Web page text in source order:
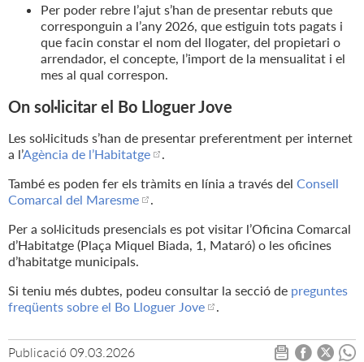
Per poder rebre l’ajut s’han de presentar rebuts que
corresponguin a l’any 2026, que estiguin tots pagats i
que facin constar el nom del llogater, del propietari o
arrendador, el concepte, l’import de la mensualitat i el
mes al qual correspon.
On sol·licitar el Bo Lloguer Jove
Les sol·licituds s’han de presentar preferentment per internet
a l’Agència de l’Habitatge
També es poden fer els tràmits en línia a través del Consell
Comarcal del Maresme
Per a sol·licituds presencials es pot visitar l’Oficina Comarcal
d’Habitatge (Plaça Miquel Biada, 1, Mataró) o les oficines
d’habitatge municipals.
Si teniu més dubtes, podeu consultar la secció de preguntes
freqüents sobre el Bo Lloguer Jove
Publicació 09.03.2026